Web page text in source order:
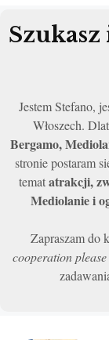
Jestem Stefano,
Włoszech.
Bergamo,
stronie postaram
tematatrakcji,
Mediolanie i
Zapraszam do
cooperation